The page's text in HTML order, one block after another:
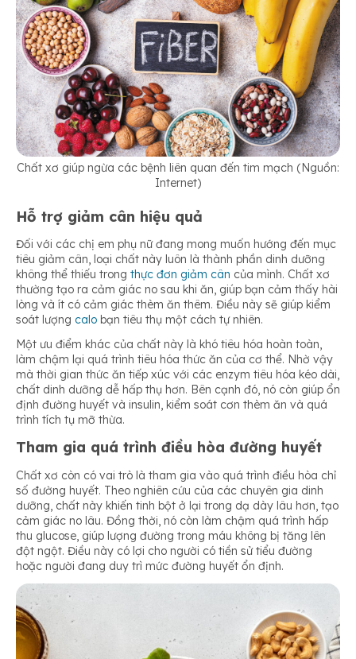
Chất xơ giúp ngừa các bệnh liên quan đến tim mạch (Nguồn:
Internet)
Hỗ trợ giảm cân hiệu quả
Đối với các chị em phụ nữ đang mong muốn hướng đến mục
tiêu giảm cân, loại chất này luôn là thành phần dinh dưỡng
không thể thiếu trong thực đơn giảm cân của mình. Chất xơ
thường tạo ra cảm giác no sau khi ăn, giúp bạn cảm thấy hài
lòng và ít có cảm giác thèm ăn thêm. Điều này sẽ giúp kiểm
soát lượng calo bạn tiêu thụ một cách tự nhiên.
Một ưu điểm khác của chất này là khó tiêu hóa hoàn toàn,
làm chậm lại quá trình tiêu hóa thức ăn của cơ thể. Nhờ vậy
mà thời gian thức ăn tiếp xúc với các enzym tiêu hóa kéo dài,
chất dinh dưỡng dễ hấp thụ hơn. Bên cạnh đó, nó còn giúp ổn
định đường huyết và insulin, kiểm soát cơn thèm ăn và quá
trình tích tụ mỡ thừa.
Tham gia quá trình điều hòa đường huyết
Chất xơ còn có vai trò là tham gia vào quá trình điều hòa chỉ
số đường huyết. Theo nghiên cứu của các chuyên gia dinh
dưỡng, chất này khiến tinh bột ở lại trong dạ dày lâu hơn, tạo
cảm giác no lâu. Đồng thời, nó còn làm chậm quá trình hấp
thu glucose, giúp lượng đường trong máu không bị tăng lên
đột ngột. Điều này có lợi cho người có tiền sử tiểu đường
hoặc người đang duy trì mức đường huyết ổn định.